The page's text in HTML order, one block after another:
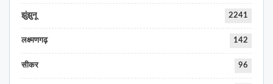
झुंझुनू 2241
लक्ष्मणगढ़ 142
सीकर 96